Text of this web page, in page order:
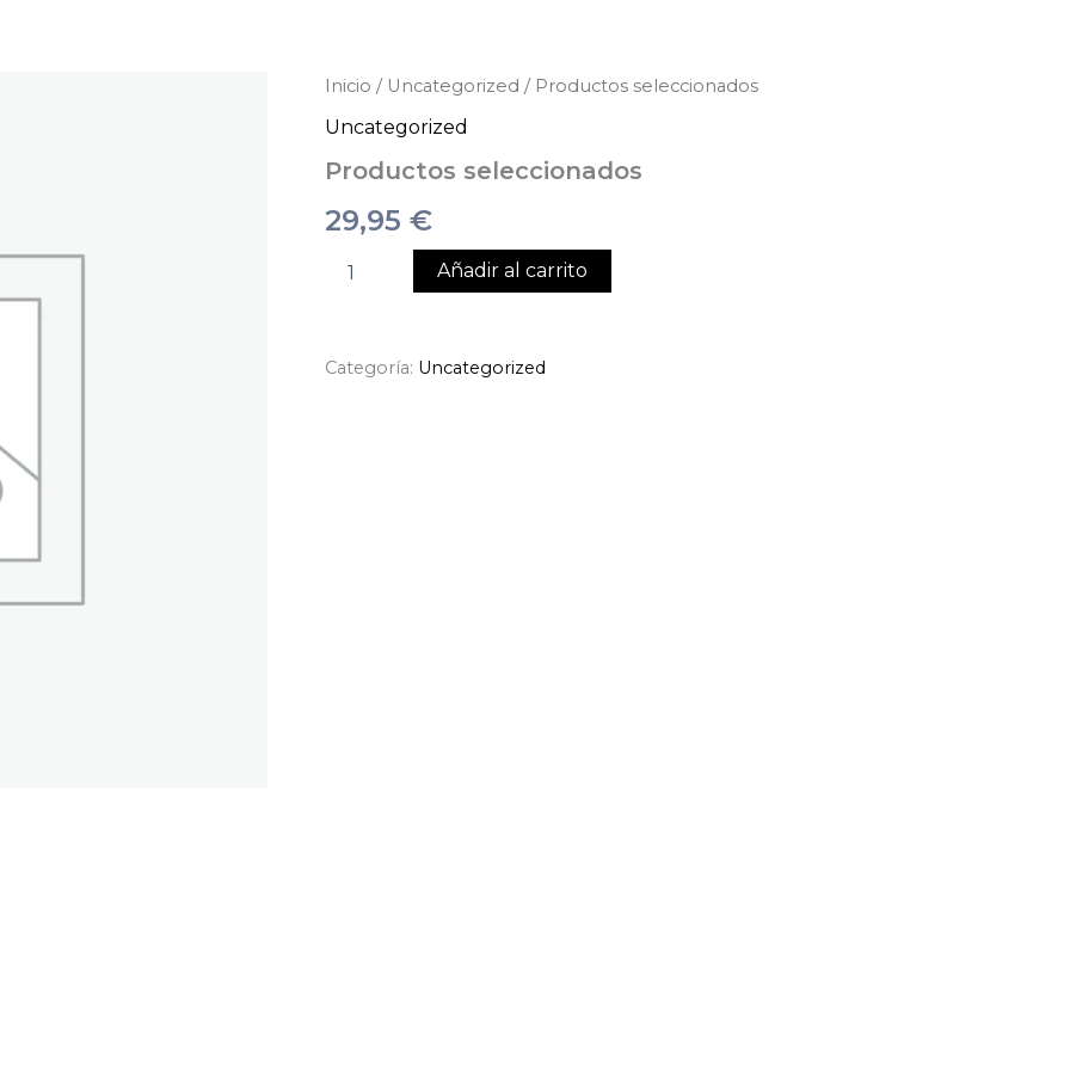
Inicio / Uncategorized / Productos seleccionados
Uncategorized
Productos seleccionados
29,95 €
Productos
cantidad
Añadir al carrito
Categoría: Uncategorized